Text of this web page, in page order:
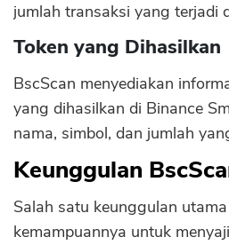
jumlah transaksi yang terjadi
Token yang Dihasilkan
BscScan menyediakan
yang dihasilkan di Binance
nama, simbol, dan jumlah
Keunggulan
Salah satu keunggulan
kemampuannya untuk